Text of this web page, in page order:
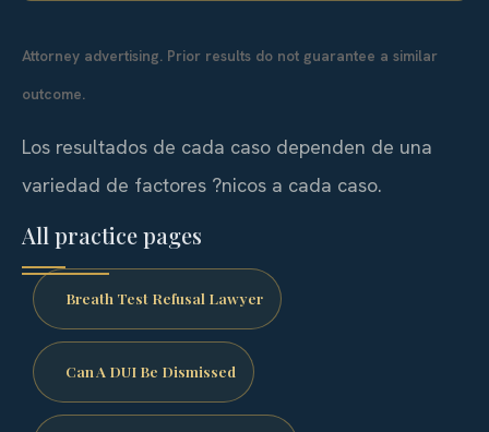
Attorney advertising. Prior results do not guarantee a similar
outcome.
Los resultados de cada caso dependen de una
variedad de factores ?nicos a cada caso.
All practice pages
Breath Test Refusal Lawyer
Can A DUI Be Dismissed